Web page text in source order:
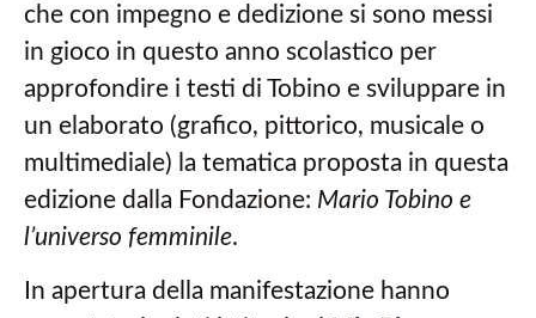
che con impegno e dedizione si sono messi
in gioco in questo anno scolastico per
approfondire i testi di Tobino e sviluppare in
un elaborato (grafico, pittorico, musicale o
multimediale) la tematica proposta in questa
edizione dalla Fondazione: Mario Tobino e
l’universo femminile.
In apertura della manifestazione hanno